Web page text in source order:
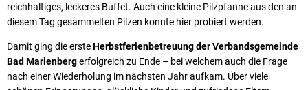
reichhaltiges, leckeres Buffet. Auch eine kleine Pilzpfanne aus den an
diesem Tag gesammelten Pilzen konnte hier probiert werden.
Damit ging die ersteHerbstferienbetreuung der Verbandsgemeinde
Bad Marienbergerfolgreich zu Ende – bei welchem auch die Frage
nach einer Wiederholung im nächsten Jahr aufkam. Über viele